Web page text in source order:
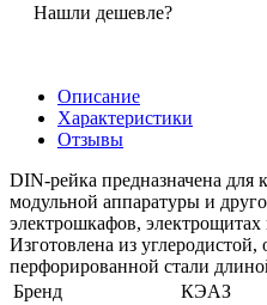
Нашли дешевле?
Описание
Характеристики
Отзывы
DIN-рейка предназначена для
модульной аппаратуры и
электрошкафов,
Изготовлена из
перфорированной стали
Бренд
КЭАЗ